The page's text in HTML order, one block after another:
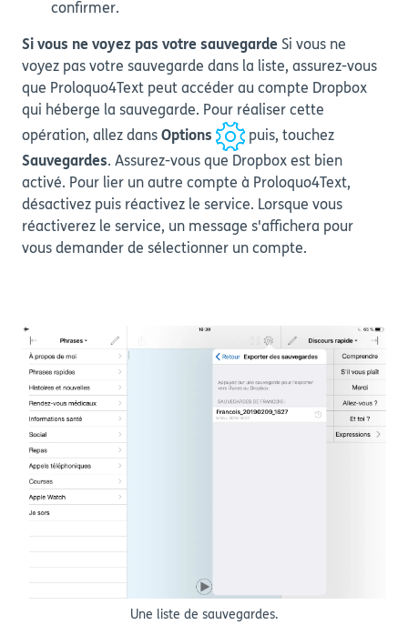
confirmer.
Si vous ne voyez pas votre sauvegarde Si vous ne
voyez pas votre sauvegarde dans la liste, assurez-vous
que Proloquo4Text peut accéder au compte Dropbox
qui héberge la sauvegarde. Pour réaliser cette
opération, allez dans Options
puis, touchez
Sauvegardes. Assurez-vous que Dropbox est bien
activé. Pour lier un autre compte à Proloquo4Text,
désactivez puis réactivez le service. Lorsque vous
réactiverez le service, un message s'affichera pour
vous demander de sélectionner un compte.
Une liste de sauvegardes.